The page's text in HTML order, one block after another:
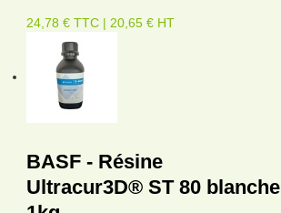
24,78 € TTC | 20,65 € HT
BASF - Résine
Ultracur3D® ST 80 blanche